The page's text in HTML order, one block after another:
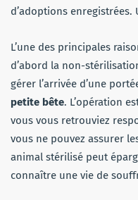
d’adoptions
L’une des principales
d’abord la non-
gérer l’arrivée d’une
petite bête. L’opération
vous vous retrouviez
vous ne pouvez assurer
animal stérilisé peut
connaître une vie de